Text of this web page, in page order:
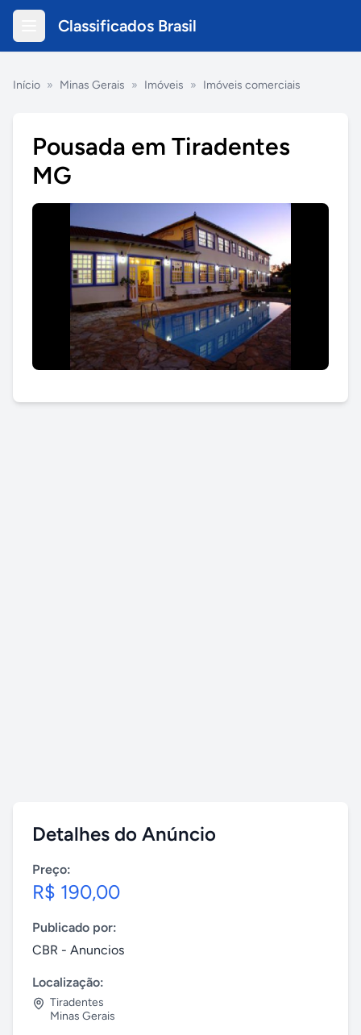
Classificados Brasil
Início » Minas Gerais » Imóveis » Imóveis comerciais
Pousada em Tiradentes
MG
Detalhes do Anúncio
Preço:
R$ 190,00
Publicado por:
CBR - Anuncios
Localização:
Tiradentes
Minas Gerais